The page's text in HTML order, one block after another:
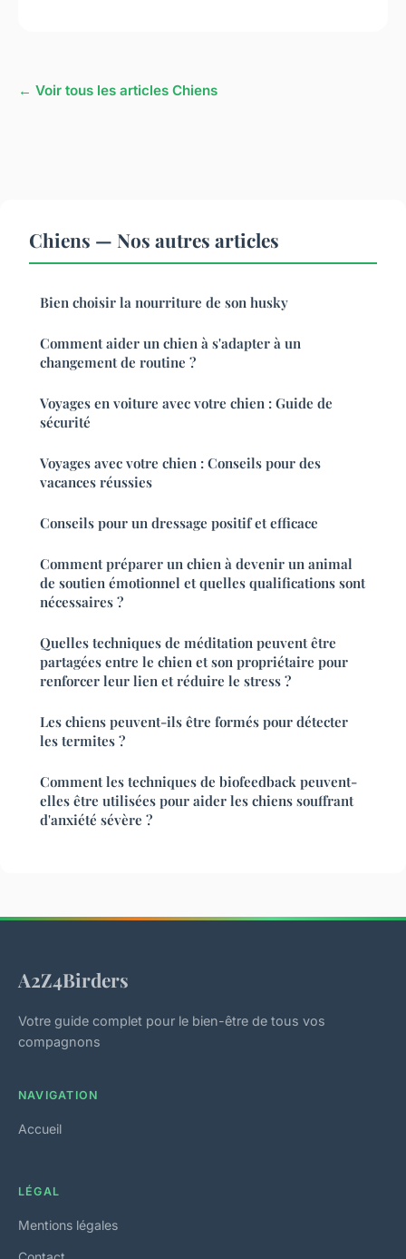
← Voir tous les articles Chiens
Chiens — Nos autres articles
Bien choisir la nourriture de son husky
Comment aider un chien à s'adapter à un
changement de routine ?
Voyages en voiture avec votre chien : Guide de
sécurité
Voyages avec votre chien : Conseils pour des
vacances réussies
Conseils pour un dressage positif et efficace
Comment préparer un chien à devenir un animal
de soutien émotionnel et quelles qualifications sont
nécessaires ?
Quelles techniques de méditation peuvent être
partagées entre le chien et son propriétaire pour
renforcer leur lien et réduire le stress ?
Les chiens peuvent-ils être formés pour détecter
les termites ?
Comment les techniques de biofeedback peuvent-
elles être utilisées pour aider les chiens souffrant
d'anxiété sévère ?
A2Z4Birders
Votre guide complet pour le bien-être de tous vos
compagnons
NAVIGATION
Accueil
LÉGAL
Mentions légales